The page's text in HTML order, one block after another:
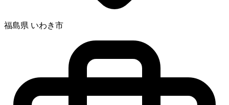
福島県 いわき市